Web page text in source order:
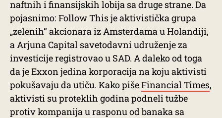
naftnih i finansijskih lobija sa druge strane. Da
pojasnimo: Follow This je aktivistička grupa
„zelenih” akcionara iz Amsterdama u Holandiji,
a Arjuna Capital savetodavni udruženje za
investicije registrovao u SAD. A daleko od toga
da je Exxon jedina korporacija na koju aktivisti
pokušavaju da utiču. Kako pišeFinancial Times,
aktivisti su proteklih godina podneli tužbe
protiv kompanija u rasponu od banaka sa